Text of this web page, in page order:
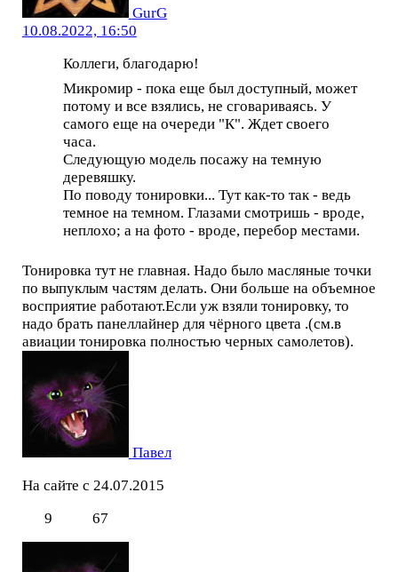
GurG
10.08.2022, 16:50
Коллеги, благодарю!
Микромир - пока еще был доступный, может
потому и все взялись, не сговариваясь. У
самого еще на очереди "К". Ждет своего
часа.
Следующую модель посажу на темную
деревяшку.
По поводу тонировки... Тут как-то так - ведь
темное на темном. Глазами смотришь - вроде,
неплохо; а на фото - вроде, перебор местами.
Тонировка тут не главная. Надо было масляные точки
по выпуклым частям делать. Они больше на объемное
восприятие работают.Если уж взяли тонировку, то
надо брать панеллайнер для чёрного цвета .(см.в
авиации тонировка полностью черных самолетов).
Павел
На сайте с 24.07.2015
9
67